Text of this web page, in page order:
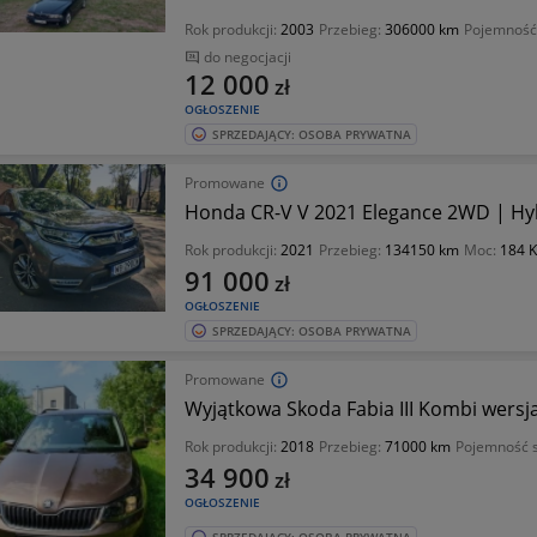
Rok produkcji: 2003 Przebieg: 306000 km
do negocjacji
OGŁOSZENIE
12 000 zł
SPRZEDAJĄCY: OSOBA PRYWATNA
Promowane
Honda CR-V V 2021 Elegance 2WD |
Rok produkcji: 2021 Przebieg: 134150 km Moc: 184
OGŁOSZENIE
91 000 zł
SPRZEDAJĄCY: OSOBA PRYWATNA
Promowane
Wyjątkowa Skoda Fabia III Kombi
Rok produkcji: 2018 Przebieg: 71000 km Pojemność
OGŁOSZENIE
34 900 zł